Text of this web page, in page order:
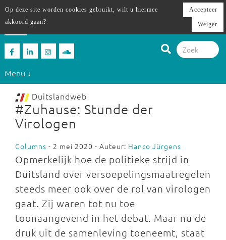
Menu ↓
Duitslandweb
#Zuhause: Stunde der
Virologen
Columns - 2 mei 2020 - Auteur: Hanco Jürgens
Opmerkelijk hoe de politieke strijd in
Duitsland over versoepelingsmaatregelen
steeds meer ook over de rol van virologen
gaat. Zij waren tot nu toe
toonaangevend in het debat. Maar nu de
druk uit de samenleving toeneemt, staat
Op deze site worden cookies gebruikt, wilt u hiermee
akkoord gaan?
Accepteer
Weiger